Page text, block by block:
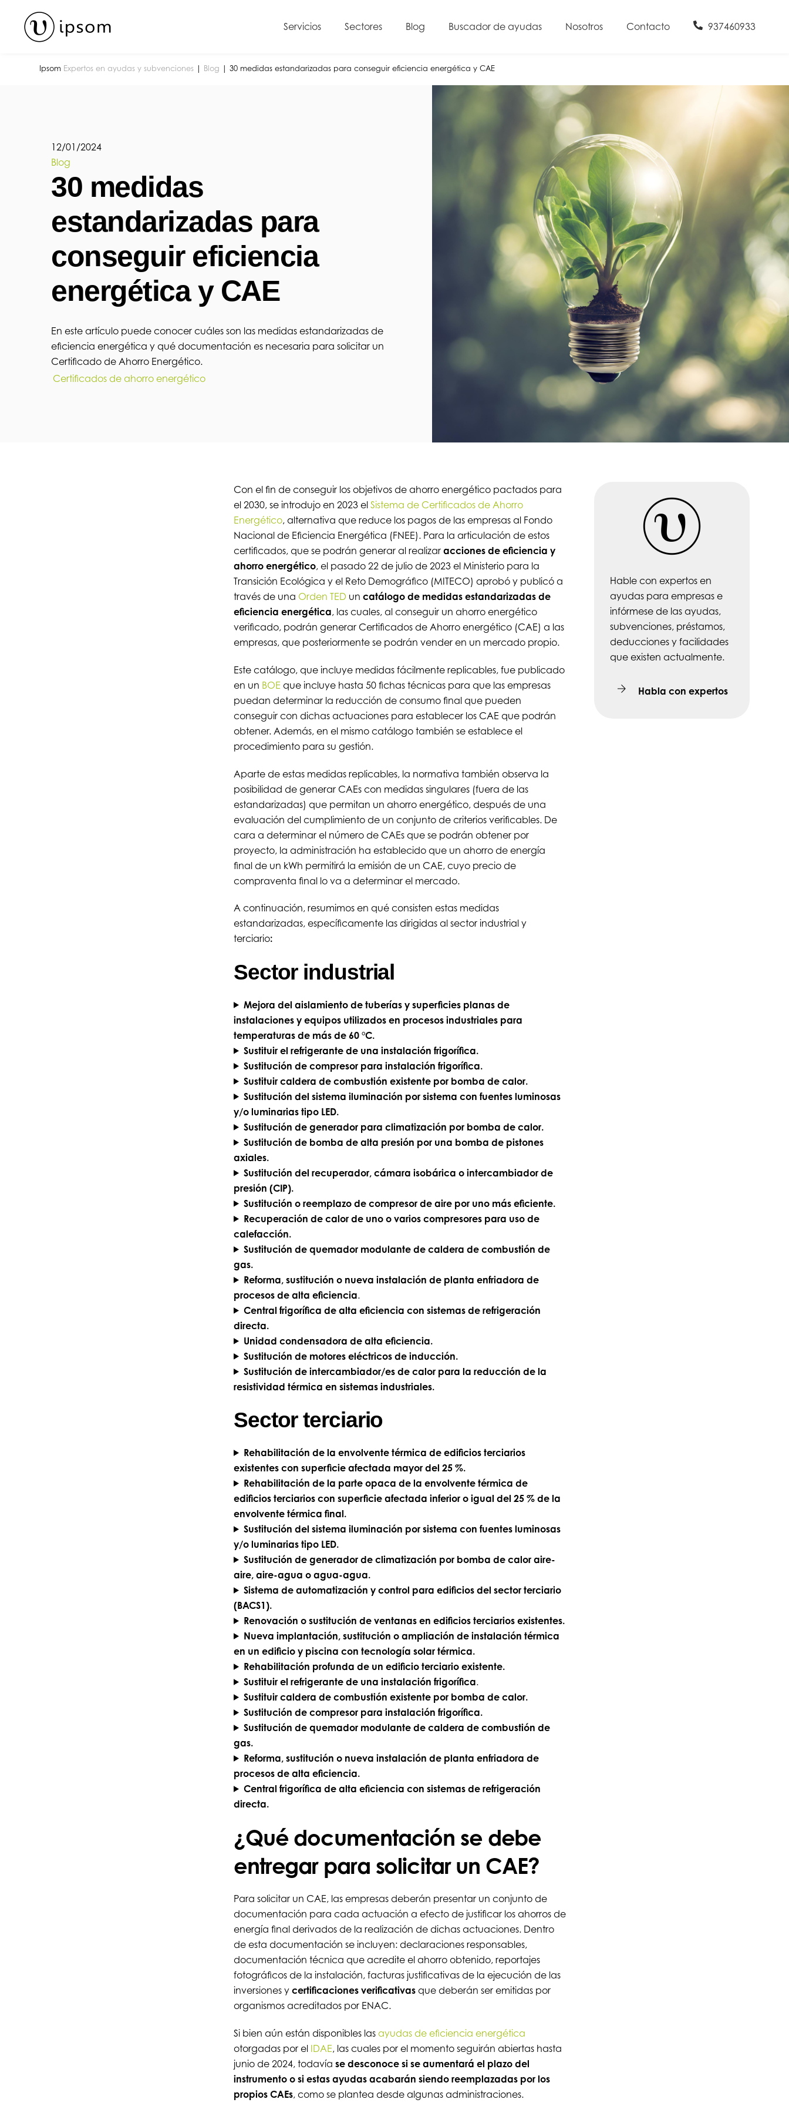
content
Servicios Sectores Blog Buscador de ayudas Nosotros Contacto 937460933
Ipsom Expertos en ayudas y subvenciones Blog |30 medidas estandarizadas para conseguir eficiencia energética y CAE
12/01 /2024
Blog
30 medidas
estandarizadas para
conseguir eficiencia
energética y CAE
En este artículo puede conocer cuáles son las medidas estandarizadas de
eficiencia energética y qué documentación es necesaria para solicitar un
Certificado de Ahorro Energético.
Certificados de ahorro energético
Con el fin de conseguir los objetivos de ahorro energético pactados para
el 2030, se introdujo en 2023 el Sistema de Certificados de Ahorro
Energético, alternativa que reduce los pagos de las empresas al Fondo
Nacional de Eficiencia Energética (FNEE). Para la articulación de estos
certificados, que se podrán generar al realizar acciones de eficiencia y
ahorro energético, el pasado 22 de julio de 2023 el Ministerio para la
Transición Ecológica y el Reto Demográfico (MITECO) aprobó y publicó a
través de una Orden TED un catálogo de medidas estandarizadas de
eficiencia energética, las cuales, al conseguir un ahorro energético
verificado, podrán generar Certificados de Ahorro energético (CAE) a las
empresas, que posteriormente se podrán vender en un mercado propio.
Este catálogo, que incluye medidas fácilmente replicables, fue publicado
en un BOE que incluye hasta 50 fichas técnicas para que las empresas
puedan determinar la reducción de consumo final que pueden
conseguir con dichas actuaciones para establecer los CAE que podrán
obtener. Además, en el mismo catálogo también se establece el
procedimiento para su gestión.
Aparte de estas medidas replicables, la normativa también observa la
posibilidad de generar CAEs con medidas singulares (fuera de las
estandarizadas) que permitan un ahorro energético, después de una
evaluación del cumplimiento de un conjunto de criterios verificables. De
cara a determinar el número de CAEs que se podrán obtener por
proyecto, la administración ha establecido que un ahorro de energía
final de un kWh permitirá la emisión de un CAE, cuyo precio de
compraventa final lo va a determinar el mercado.
A continuación, resumimos en qué consisten estas medidas
estandarizadas, específicamente las dirigidas al sector industrial y
terciario:
Sector industrial
Mejora del aislamiento de tuberías y superficies planas de
instalaciones y equipos utilizados en procesos industriales para
temperaturas de más de 60 °C.
Sustituir el refrigerante de una instalación frigorífica.
Sustitución de compresor para instalación frigorífica.
Sustituir caldera de combustión existente por bomba de calor.
Sustitución del sistema iluminación por sistema con fuentes luminosas
y/o luminarias tipo LED.
Sustitución de generador para climatización por bomba de calor.
Sustitución de bomba de alta presión por una bomba de pistones
axiales.
Sustitución del recuperador, cámara isobárica o intercambiador de
presión (CIP).
Sustitución o reemplazo de compresor de aire por uno más eficiente.
Recuperación de calor de uno o varios compresores para uso de
calefacción.
Sustitución de quemador modulante de caldera de combustión de
gas.
Reforma, sustitución o nueva instalación de planta enfriadora de
procesos de alta eficiencia.
Central frigorífica de alta eficiencia con sistemas de refrigeración
directa.
Unidad condensadora de alta eficiencia.
Sustitución de motores eléctricos de inducción.
Sustitución de intercambiador/es de calor para la reducción de la
resistividad térmica en sistemas industriales.
Sector terciario
Rehabilitación de la envolvente térmica de edificios terciarios
existentes con superficie afectada mayor del 25 %.
Rehabilitación de la parte opaca de la envolvente térmica de
edificios terciarios con superficie afectada inferior o igual del 25 % de la
envolvente térmica final.
Sustitución del sistema iluminación por sistema con fuentes luminosas
y/o luminarias tipo LED.
Sustitución de generador de climatización por bomba de calor aire-
aire, aire-agua o agua-agua.
Sistema de automatización y control para edificios del sector terciario
(BACS1).
Renovación o sustitución de ventanas en edificios terciarios existentes.
Nueva implantación, sustitución o ampliación de instalación térmica
en un edificio y piscina con tecnología solar térmica.
Rehabilitación profunda de un edificio terciario existente.
Sustituir el refrigerante de una instalación frigorífica.
Sustituir caldera de combustión existente por bomba de calor.
Sustitución de compresor para instalación frigorífica.
Sustitución de quemador modulante de caldera de combustión de
gas.
Reforma, sustitución o nueva instalación de planta enfriadora de
procesos de alta eficiencia.
Central frigorífica de alta eficiencia con sistemas de refrigeración
directa.
¿Qué documentación se debe
entregar para solicitar un CAE?
Para solicitar un CAE, las empresas deberán presentar un conjunto de
documentación para cada actuación a efecto de justificar los ahorros de
energía final derivados de la realización de dichas actuaciones. Dentro
de esta documentación se incluyen: declaraciones responsables,
documentación técnica que acredite el ahorro obtenido, reportajes
fotográficos de la instalación, facturas justificativas de la ejecución de las
inversiones y certificaciones verificativas que deberán ser emitidas por
organismos acreditados por ENAC.
Si bien aún están disponibles las ayudas de eficiencia energética
otorgadas por el IDAE, las cuales por el momento seguirán abiertas hasta
junio de 2024, todavía se desconoce si se aumentará el plazo del
instrumento o si estas ayudas acabarán siendo reemplazadas por los
propios CAEs, como se plantea desde algunas administraciones.
Hable con expertos en
ayudas para empresas e
infórmese de las ayudas,
subvenciones, préstamos,
deducciones y facilidades
que existen actualmente.
Habla con expertos